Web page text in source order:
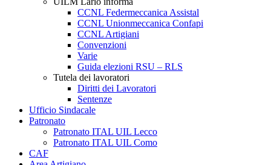
CCNL Federmeccanica Assistal
CCNL Unionmeccanica Confapi
CCNL Artigiani
Convenzioni
Varie
Guida elezioni RSU – RLS
Tutela dei lavoratori
Diritti dei Lavoratori
Sentenze
Ufficio Sindacale
Patronato
Patronato ITAL UIL Lecco
Patronato ITAL UIL Como
CAF